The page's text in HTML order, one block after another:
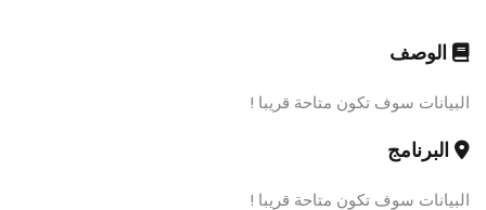
الوصف
البيانات سوف تكون متاحة قريبا !
البرنامج
البيانات سوف تكون متاحة قريبا !